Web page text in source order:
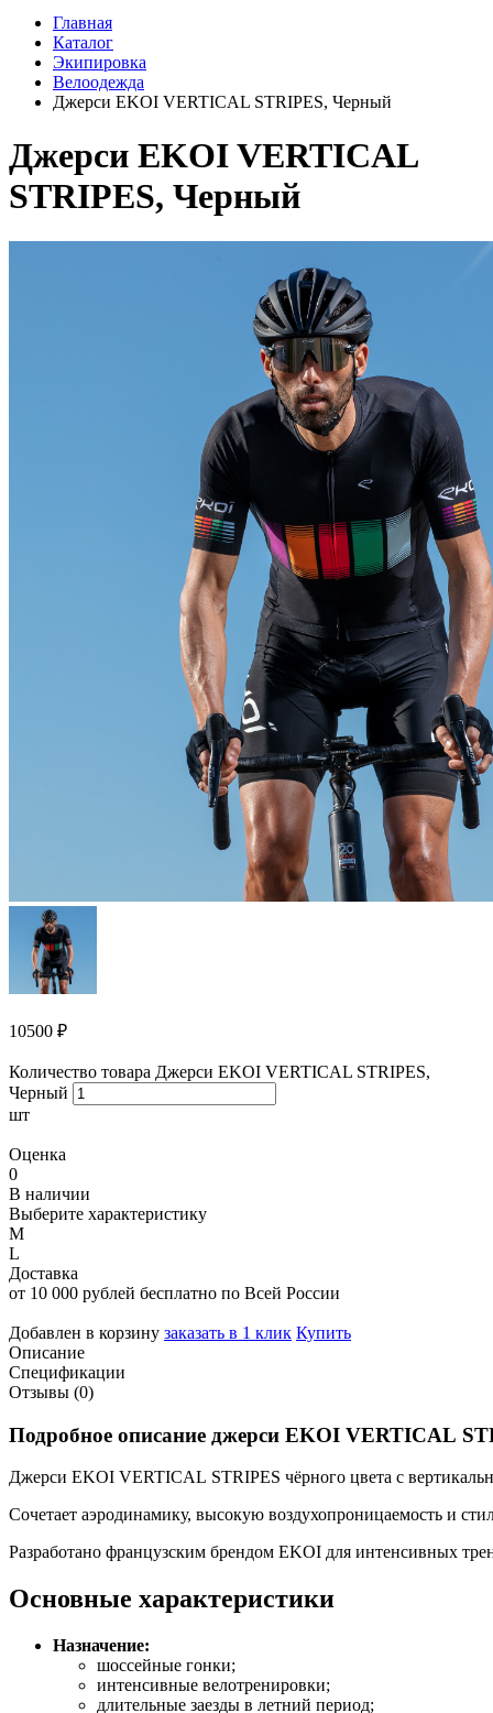
Главная
Каталог
Экипировка
Велоодежда
Джерси EKOI VERTICAL STRIPES, Черный
Джерси EKOI VERTICAL
STRIPES, Черный
10500 ₽
Количество товара Джерси EKOI VERTICAL STRIPES,
Черный
шт
Оценка
0
В наличии
Выберите характеристику
M
L
Доставка
от 10 000 рублей бесплатно по Всей России
Добавлен в корзину заказать в 1 клик Купить
Описание
Спецификации
Отзывы (0)
Подробное описание джерси EKOI VERTICAL
Джерси EKOI VERTICAL STRIPES чёрного цвета с
Сочетает аэродинамику, высокую воздухопроницаемость и
Разработано французским брендом EKOI для интенсивных
Основные характеристики
Назначение:
шоссейные гонки;
интенсивные велотренировки;
длительные заезды в летний период;